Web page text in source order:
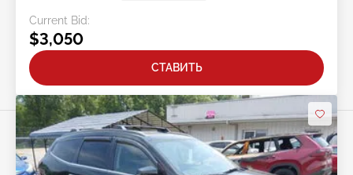
Current Bid:
$3,050
СТАВИТЬ